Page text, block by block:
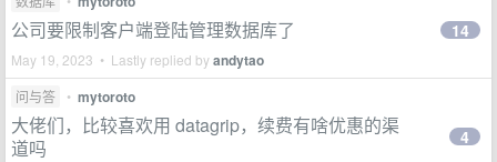
公司要限制客户端登陆管理数据库了
May 19, 2023 • Lastly replied byandytao
14
问与答 • mytoroto
大佬们，比较喜欢用 datagrip，续费有啥优惠的渠
道吗
4